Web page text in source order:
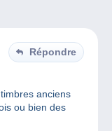
Répondre
anciens
ou bien des